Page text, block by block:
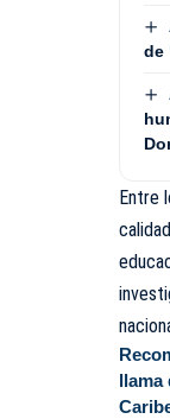
de
Entre
llama